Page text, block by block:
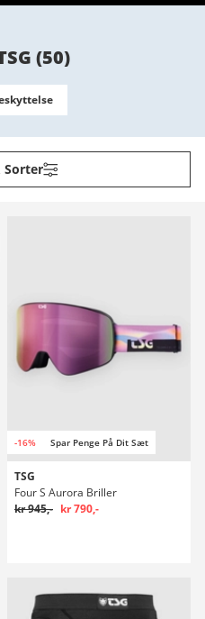
(50)
Sorter
-16% Spar Penge På Dit Sæt
TSG
Four S Aurora Briller
kr 945,- kr 790,-